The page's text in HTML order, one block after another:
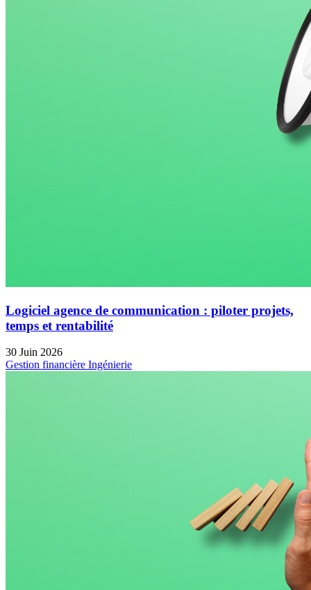
Logiciel agence de communication : piloter projets,
temps et rentabilité
30 Juin 2026
Gestion financière Ingénierie